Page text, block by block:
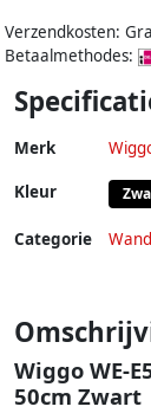
Verzendkosten:
Betaalmethodes:
Merk
Kleur
Categorie
Wiggo WE-
50cm Zwart